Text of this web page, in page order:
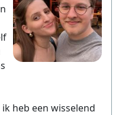
heb een wisselend